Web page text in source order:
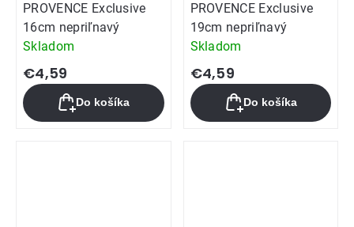
PROVENCE Exclusive
16cm nepriľnavý
Skladom
€4,59
Do košíka
PROVENCE Exclusive
19cm nepriľnavý
Skladom
€4,59
Do košíka